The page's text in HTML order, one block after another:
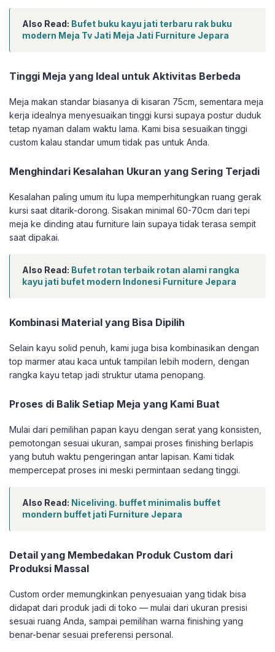
Also Read: Bufet buku kayu jati terbaru rak buku
modern Meja Tv Jati Meja Jati Furniture Jepara
Tinggi Meja yang Ideal untuk Aktivitas Berbeda
Meja makan standar biasanya di kisaran 75cm, sementara meja
kerja idealnya menyesuaikan tinggi kursi supaya postur duduk
tetap nyaman dalam waktu lama. Kami bisa sesuaikan tinggi
custom kalau standar umum tidak pas untuk Anda.
Menghindari Kesalahan Ukuran yang Sering Terjadi
Kesalahan paling umum itu lupa memperhitungkan ruang gerak
kursi saat ditarik-dorong. Sisakan minimal 60-70cm dari tepi
meja ke dinding atau furniture lain supaya tidak terasa sempit
saat dipakai.
Also Read: Bufet rotan terbaik rotan alami rangka
kayu jati bufet modern Indonesi Furniture Jepara
Kombinasi Material yang Bisa Dipilih
Selain kayu solid penuh, kami juga bisa kombinasikan dengan
top marmer atau kaca untuk tampilan lebih modern, dengan
rangka kayu tetap jadi struktur utama penopang.
Proses di Balik Setiap Meja yang Kami Buat
Mulai dari pemilihan papan kayu dengan serat yang konsisten,
pemotongan sesuai ukuran, sampai proses finishing berlapis
yang butuh waktu pengeringan antar lapisan. Kami tidak
mempercepat proses ini meski permintaan sedang tinggi.
Also Read: Niceliving. buffet minimalis buffet
mondern buffet jati Furniture Jepara
Detail yang Membedakan Produk Custom dari
Produksi Massal
Custom order memungkinkan penyesuaian yang tidak bisa
didapat dari produk jadi di toko — mulai dari ukuran presisi
sesuai ruang Anda, sampai pemilihan warna finishing yang
benar-benar sesuai preferensi personal.